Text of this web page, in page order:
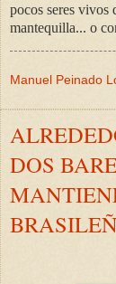
pocos seres vivos
mantequilla... o
Manuel Peinado
DOS